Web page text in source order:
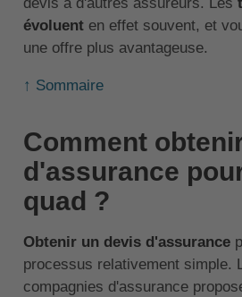
évoluenten effet souvent, et
une offre plus avantageuse.
↑ Sommaire
Comment
d'assurance
quad ?
Obtenir un devis d'assurance
processus relativement simple.
compagnies d'assurance